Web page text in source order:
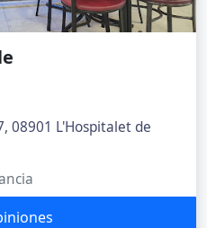
08901 L'Hospitalet de